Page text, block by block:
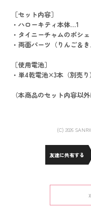
［セット内容］
・ハローキティ本体…1
・タイニーチャムのポシ
・両面パーツ（りんご＆
［使用電池］
・単4乾電池×3本（別売り）
（本商品のセット内容以
(C) 2026
友達に共有する